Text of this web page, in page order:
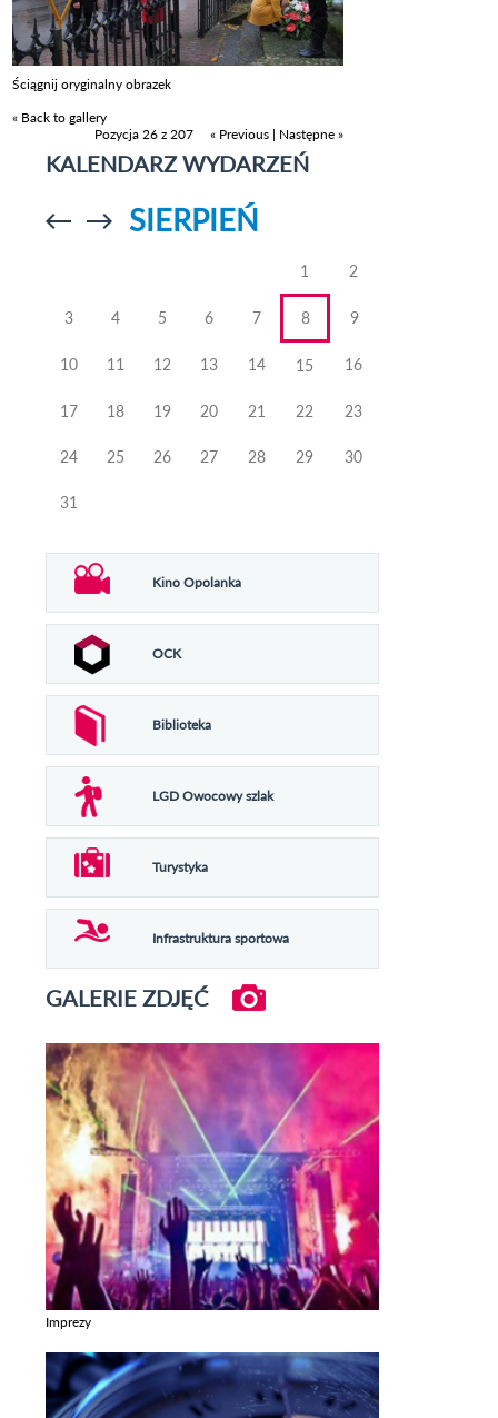
Ściągnij oryginalny obrazek
« Back to gallery
Pozycja 26 z 207
« Previous | Następne »
KALENDARZ WYDARZEŃ
Przejdź doPrzejdź do
SIERPIEŃ
1 2
3 4 5 6 7 8 9
10 11 12 13 14 15 16
17 18 19 20 21 22 23
24 25 26 27 28 29 30
31
Kino Opolanka
OCK
Biblioteka
LGD Owocowy szlak
Turystyka
Infrastruktura sportowa
GALERIE ZDJĘĆ
Imprezy